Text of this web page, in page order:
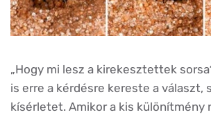
„Hogy mi lesz a kirekesztettek
is erre a kérdésre kereste a választ,
kísérletet. Amikor a kis különítmény